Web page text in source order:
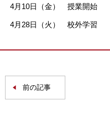
4月10日（金） 授業開始
4月28日（火） 校外学習
前の記事